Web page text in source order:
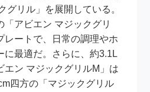
グリル」を展開している。
「アビエン マジックグリ
レートで、日常の調理やホ
に最適だ。さらに、約3.1L
エン マジックグリルM」は
四方の「マジックグリル